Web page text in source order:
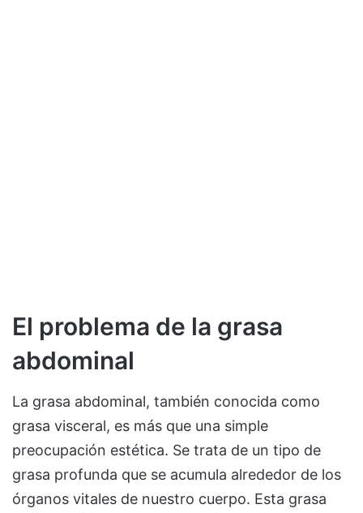
El problema de la grasa
abdominal
La grasa abdominal, también conocida como
grasa visceral, es más que una simple
preocupación estética. Se trata de un tipo de
grasa profunda que se acumula alrededor de los
órganos vitales de nuestro cuerpo. Esta grasa